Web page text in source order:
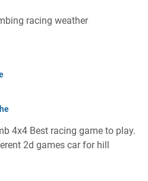
racing weather
4x4 Best racing game to play.
2d games car for hill